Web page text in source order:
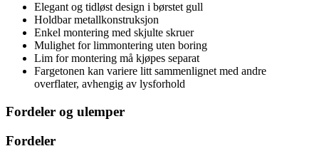
Elegant og tidløst design i børstet gull
Holdbar metallkonstruksjon
Enkel montering med skjulte skruer
Mulighet for limmontering uten boring
Lim for montering må kjøpes separat
Fargetonen kan variere litt sammenlignet med andre
overflater, avhengig av lysforhold
Fordeler og ulemper
Fordeler